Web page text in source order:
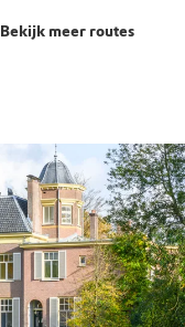
Bekijk meer routes